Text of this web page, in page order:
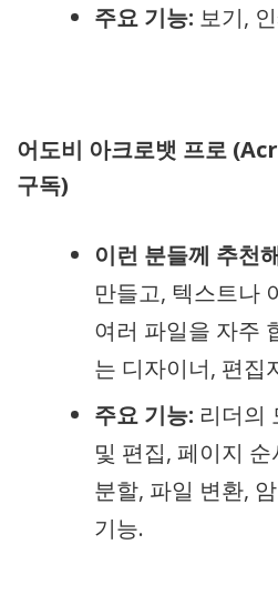
주요 기능: 보기,
어도비 아크로뱃 프로
구독)
이런 분들께 추천
만들고, 텍스트나
여러 파일을 자주
는 디자이너, 편집
주요 기능: 리더의
및 편집, 페이지
분할, 파일 변환,
기능.